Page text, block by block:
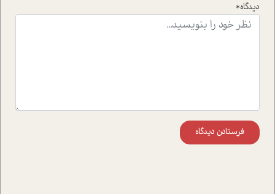
موثرترین راهکارهای استفاده از هوش مصنوعی در حوزه های
دیدگاه*
فرستادن دیدگاه